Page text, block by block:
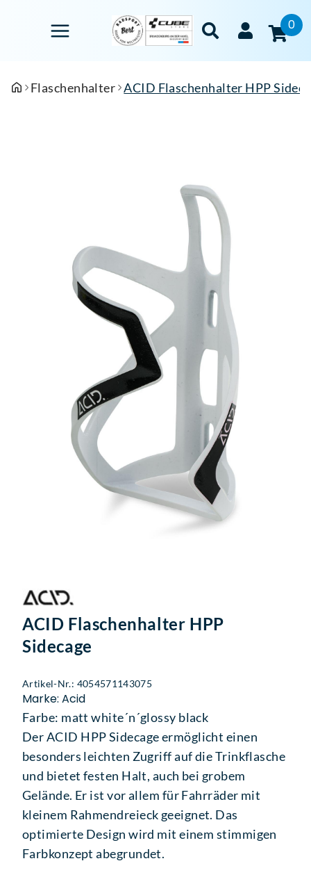
0
Flaschenhalter ACID Flaschenhalter HPP
ACID Flaschenhalter HPP
Sidecage
Artikel-Nr.: 4054571143075
Marke: Acid
Farbe: matt white´n´glossy black
Der ACID HPP Sidecage ermöglicht einen
besonders leichten Zugriff auf die Trinkflasche
und bietet festen Halt, auch bei grobem
Gelände. Er ist vor allem für Fahrräder mit
kleinem Rahmendreieck geeignet. Das
optimierte Design wird mit einem stimmigen
Farbkonzept abegrundet.